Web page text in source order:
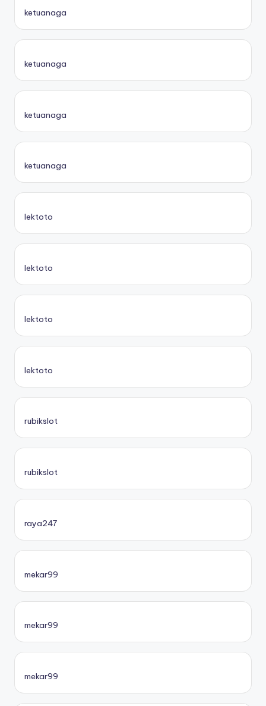
ketuanaga
ketuanaga
ketuanaga
ketuanaga
lektoto
lektoto
lektoto
lektoto
rubikslot
rubikslot
raya247
mekar99
mekar99
mekar99